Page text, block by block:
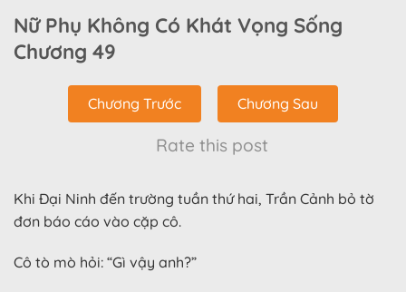
Nữ Phụ Không Có Khát Vọng Sống
Chương 49
Chương Trước Chương Sau
Rate this post
Khi Đại Ninh đến trường tuần thứ hai, Trần Cảnh bỏ tờ
đơn báo cáo vào cặp cô.
Cô tò mò hỏi: “Gì vậy anh?”